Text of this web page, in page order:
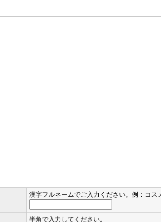
漢字フルネームでご入力ください。例：コス
半角で入力してください。